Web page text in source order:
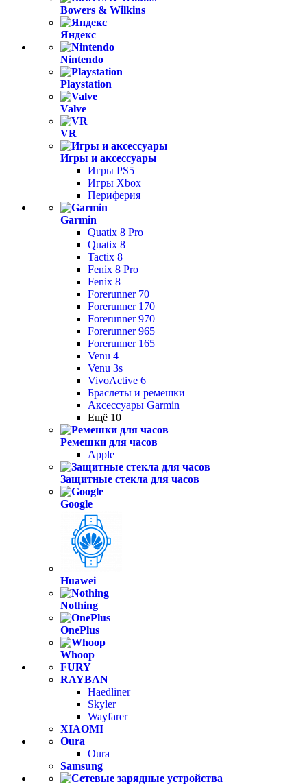
Bowers & Wilkins
Яндекс
Nintendo
Playstation
Valve
VR
Игры и аксессуары
Игры PS5
Игры Xbox
Периферия
Garmin
Quatix 8 Pro
Quatix 8
Tactix 8
Fenix 8 Pro
Fenix 8
Forerunner 70
Forerunner 170
Forerunner 970
Forerunner 965
Forerunner 165
Venu 4
Venu 3s
VivoActive 6
Браслеты и ремешки
Аксессуары Garmin
Ещё 10
Ремешки для часов
Apple
Защитные стекла для часов
Google
Huawei
Nothing
OnePlus
Whoop
FURY
RAYBAN
Haedliner
Skyler
Wayfarer
XIAOMI
Oura
Oura
Samsung